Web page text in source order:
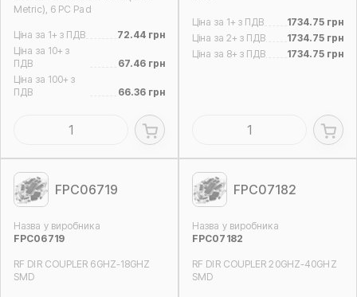
Metric), 6 PC Pad
Ціна за 1+ з ПДВ
72.44 грн
Ціна за 10+ з
ПДВ
67.46 грн
Ціна за 100+ з
ПДВ
66.36 грн
Ціна за 1+ з ПДВ
1734.75 грн
Ціна за 2+ з ПДВ
1734.75 грн
Ціна за 8+ з ПДВ
1734.75 грн
FPC06719
Назва у виробника
FPC06719
RF DIR COUPLER 6GHZ-18GHZ
SMD
FPC07182
Назва у виробника
FPC07182
RF DIR COUPLER 20GHZ-40GHZ
SMD